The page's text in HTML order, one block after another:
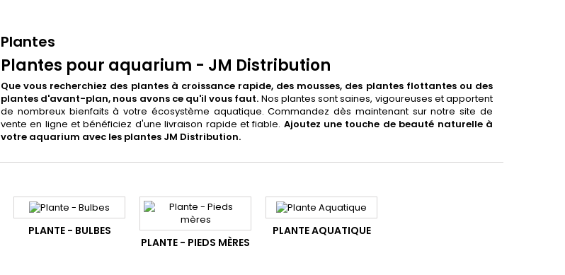
Plantes
Plantes pour aquarium - JM Distribution
Que vous recherchiez des plantes à croissance rapide, des mousses, des plantes flottantes ou des
plantes d'avant-plan, nous avons ce qu'il vous faut. Nos plantes sont saines, vigoureuses et apportent
de nombreux bienfaits à votre écosystème aquatique. Commandez dès maintenant sur notre site de
vente en ligne et bénéficiez d'une livraison rapide et fiable. Ajoutez une touche de beauté naturelle à
votre aquarium avec les plantes JM Distribution.
PLANTE - BULBES
PLANTE - PIEDS MÈRES
PLANTE AQUATIQUE